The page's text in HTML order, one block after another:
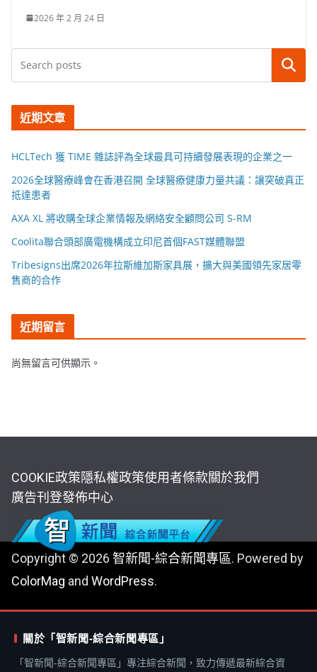
2026 年 2 月 24 日
搜尋
近期文章
HCLTech 獲 TIME 雜誌評為全球最具可持續發展表現的企業之一
2026全球醫療峰會在香港召開 全球醫療健康力量共議：讓突破真正
抵達患者
AXA XL 將收購全球企業情報及網絡安全顧問公司 S-RM
Coolita聯合頭部廣電機構成立印尼首個FAST媒體聯盟
Tribesigns出席2026年拉斯維加斯家具展，擴大與美國領先家居零
售商的合作
近期留言
尚無留言可供顯示。
COOKIE政策隱私權政策使用者條款關於我們
廣告刊登發佈中心
Copyright © 2026 智新聞-綜合新聞專區. Powered by
ColorMag and WordPress.
關於「智新聞-綜合新聞專區」
「智新聞-綜合新聞專區」專注綜合新聞，致力傳遞最新綜合資